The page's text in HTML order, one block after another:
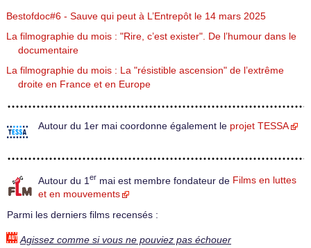
Bestofdoc#6 - Sauve qui peut à L’Entrepôt le 14 mars 2025
La filmographie du mois : "Rire, c’est exister". De l’humour dans le
documentaire
La filmographie du mois : La "résistible ascension" de l’extrême
droite en France et en Europe
Autour du 1er mai coordonne également le projet TESSA
Autour du 1 er mai est membre fondateur de Films en luttes
et en mouvements
Parmi les derniers films recensés :
Agissez comme si vous ne pouviez pas échouer